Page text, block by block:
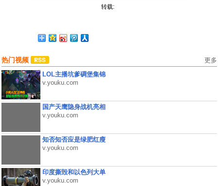
转载:
热门视频 更多
LOL主播坑爹碉堡集锦
v.youku.com
国产天鹰隐身战机亮相
v.youku.com
知否知否应是绿肥红瘦
v.youku.com
印度撕毁和以色列大单
v.youku.com